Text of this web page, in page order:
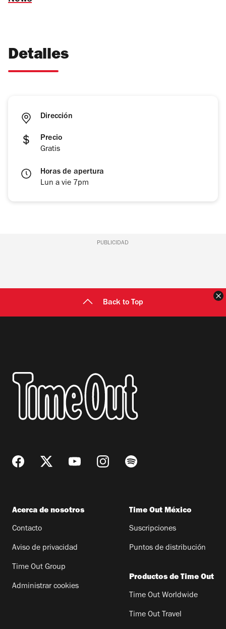
Detalles
Dirección
Precio
Gratis
Horas de apertura
Lun a vie 7pm
PUBLICIDAD
Back to Top
Acerca de nosotros
Contacto
Aviso de privacidad
Time Out Group
Administrar cookies
Time Out México
Suscripciones
Puntos de distribución
Productos de Time Out
Time Out Worldwide
Time Out Travel